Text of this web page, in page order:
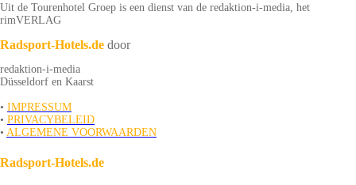
Uit de Tourenhotel Groep is een dienst van de redaktion-i-media, het
rimVERLAG
Radsport-Hotels.de door
redaktion-i-media
Düsseldorf en Kaarst
• IMPRESSUM
• PRIVACYBELEID
• ALGEMENE VOORWAARDEN
Radsport-Hotels.de